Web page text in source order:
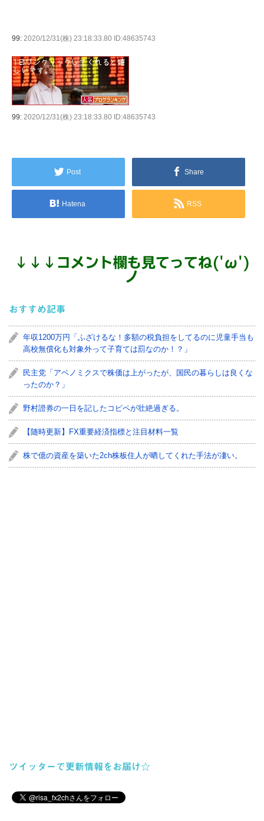
99: 2020/12/31(株) 23:18:33.80 ID:48635743
99: 2020/12/31(株) 23:18:33.80 ID:48635743
Post Share
Hatena RSS
↓ ↓ ↓ コメント欄も見てってね('ω')
ノ
おすすめ記事
年収1200万円「ふざけるな！多額の税負担をしてるのに児童手当も
高校無償化も対象外って子育ては罰なのか！？」
民主党「アベノミクスで株価は上がったが、国民の暮らしは良くな
ったのか？」
野村證券の一日を記したコピペが壮絶過ぎる。
【随時更新】FX重要経済指標と注目材料一覧
株で億の資産を築いた2ch株板住人が晒してくれた手法が凄い。
ツイッターで更新情報をお届け☆